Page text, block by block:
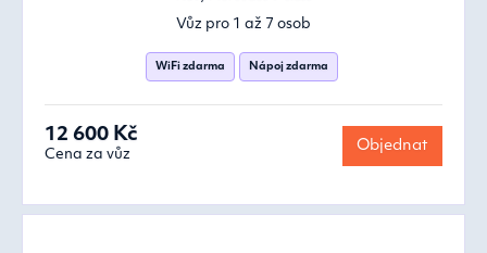
Vůz pro 1 až 7 osob
WiFi zdarma Nápoj zdarma
12 600 Kč
Cena za vůz
Objednat